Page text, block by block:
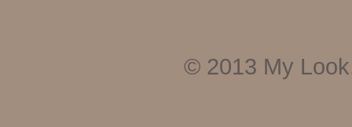
© 2013 My Look